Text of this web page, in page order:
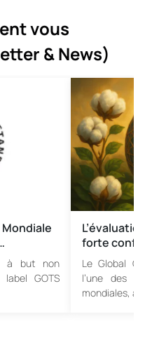
vous
& News)
Mondiale
à but non
GOTS
forte
Le Global
l’une des
mondiales, a